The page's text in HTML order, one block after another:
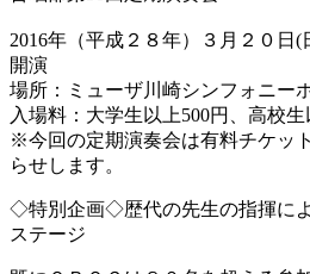
2016年（平成２８年）３月２０
開演
場所：ミューザ川崎シンフォニー
入場料：大学生以上500円、高校
※今回の定期演奏会は有料チケッ
らせします。
◇特別企画◇歴代の先生の指揮に
ステージ